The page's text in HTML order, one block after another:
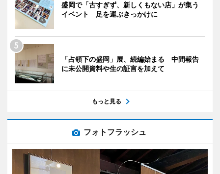
盛岡で「古すぎず、新しくもない店」が集う
イベント 足を運ぶきっかけに
「占領下の盛岡」展、続編始まる 中間報告
に未公開資料や生の証言を加えて
もっと見る
フォトフラッシュ